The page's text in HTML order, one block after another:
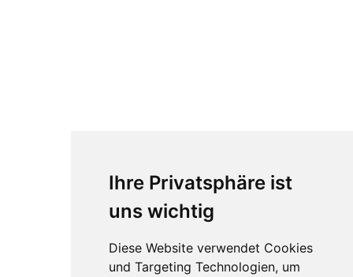
Ihre Privatsphäre ist
uns wichtig
Diese Website verwendet Cookies
und Targeting Technologien, um